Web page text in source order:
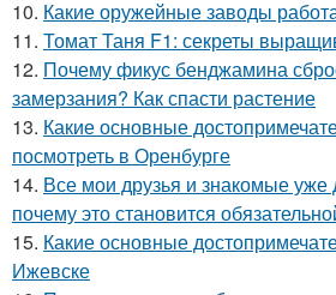
10. Какие оружейные заводы
11. Томат Таня F1: секреты
12. Почему фикус бенджамина
замерзания? Как спасти растение
13. Какие основные
посмотреть в Оренбурге
14. Все мои друзья и знакомые уже
почему это становится
15. Какие основные
Ижевске